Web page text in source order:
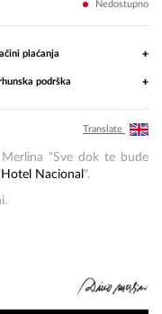
Nedostupno
plaćanja +
podrška +
Translate
"Sve dok te bude
Hotel Nacional ".